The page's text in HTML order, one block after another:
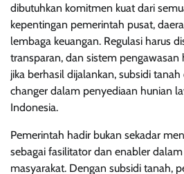
dibutuhkan komitmen kuat dari
kepentingan pemerintah pusat,
lembaga keuangan. Regulasi harus
transparan, dan sistem pengawasan
jika berhasil dijalankan, subsidi
changer dalam penyediaan hunian
Indonesia.
Pemerintah hadir bukan sekadar
sebagai fasilitator dan enabler
masyarakat. Dengan subsidi tanah,